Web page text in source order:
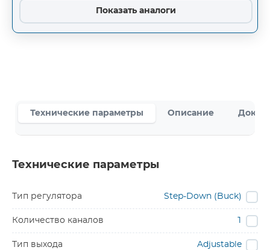
Показать аналоги
Технические параметры Описание
Технические параметры
Тип регулятора Step-Down (Buck)
Количество каналов
Тип выхода Adjustable